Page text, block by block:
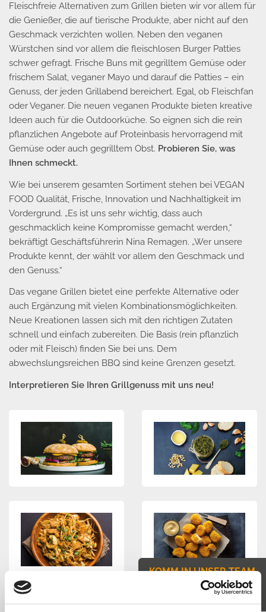
Fleischfreie Alternativen zum Grillen bieten wir vor allem für
die Genießer, die auf tierische Produkte, aber nicht auf den
Geschmack verzichten wollen. Neben den veganen
Würstchen sind vor allem die fleischlosen Burger Patties
schwer gefragt. Frische Buns mit gegrilltem Gemüse oder
frischem Salat, veganer Mayo und darauf die Patties – ein
Genuss, der jeden Grillabend bereichert. Egal, ob Fleischfan
oder Veganer. Die neuen veganen Produkte bieten kreative
Ideen auch für die Outdoorküche. So eignen sich die rein
pflanzlichen Angebote auf Proteinbasis hervorragend mit
Gemüse oder auch gegrilltem Obst. Probieren Sie, was
Ihnen schmeckt.
Wie bei unserem gesamten Sortiment stehen bei VEGAN
FOOD Qualität, Frische, Innovation und Nachhaltigkeit im
Vordergrund. „Es ist uns sehr wichtig, dass auch
geschmacklich keine Kompromisse gemacht werden,“
bekräftigt Geschäftsführerin Nina Remagen. „Wer unsere
Produkte kennt, der wählt vor allem den Geschmack und
den Genuss.“
Das vegane Grillen bietet eine perfekte Alternative oder
auch Ergänzung mit vielen Kombinationsmöglichkeiten.
Neue Kreationen lassen sich mit den richtigen Zutaten
schnell und einfach zubereiten. Die Basis (rein pflanzlich
oder mit Fleisch) finden Sie bei uns. Dem
abwechslungsreichen BBQ sind keine Grenzen gesetzt.
Interpretieren Sie Ihren Grillgenuss mit uns neu!
KOMM IN UNSER TEAM
JETZT BEWERBEN